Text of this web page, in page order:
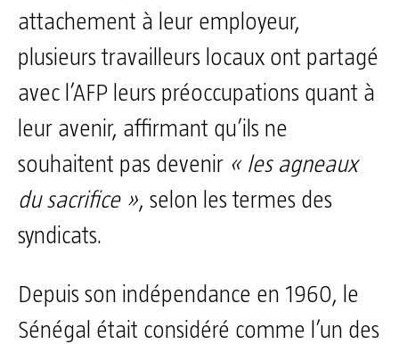
attachement à leur employeur,
plusieurs travailleurs locaux ont partagé
avec l’AFP leurs préoccupations quant à
leur avenir, affirmant qu’ils ne
souhaitent pas devenir « les agneaux
du sacrifice », selon les termes des
syndicats.
Depuis son indépendance en 1960, le
Sénégal était considéré comme l’un des